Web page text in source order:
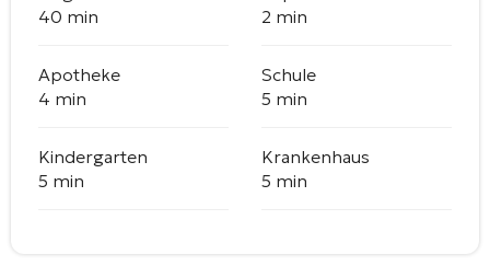
40 min
2 min
Apotheke
4 min
Schule
5 min
Kindergarten
5 min
Krankenhaus
5 min